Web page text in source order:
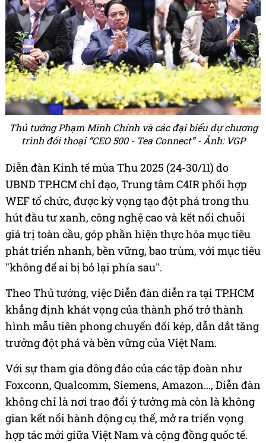
Thủ tướng Phạm Minh Chính và các đại biểu dự chương
trình đối thoại “CEO 500 - Tea Connect” - Ảnh: VGP
Diễn đàn Kinh tế mùa Thu 2025 (24-30/11) do
UBND TP.HCM chỉ đạo, Trung tâm C4IR phối hợp
WEF tổ chức, được kỳ vọng tạo đột phá trong thu
hút đầu tư xanh, công nghệ cao và kết nối chuỗi
giá trị toàn cầu, góp phần hiện thực hóa mục tiêu
phát triển nhanh, bền vững, bao trùm, với mục tiêu
"không để ai bị bỏ lại phía sau".
Theo Thủ tướng, việc Diễn đàn diễn ra tại TP.HCM
khẳng định khát vọng của thành phố trở thành
hình mẫu tiên phong chuyển đổi kép, dẫn dắt tăng
trưởng đột phá và bền vững của Việt Nam.
Với sự tham gia đông đảo của các tập đoàn như
Foxconn, Qualcomm, Siemens, Amazon…, Diễn đàn
không chỉ là nơi trao đổi ý tưởng mà còn là không
gian kết nối hành động cụ thể, mở ra triển vọng
hợp tác mới giữa Việt Nam và cộng đồng quốc tế.